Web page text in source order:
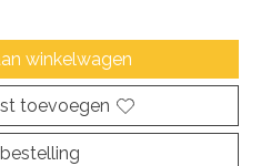
winkelwagen
toevoegen